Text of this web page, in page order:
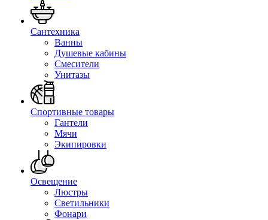
Сантехника
Ванны
Душевые кабины
Смесители
Унитазы
Спортивные товары
Гантели
Мячи
Экипировки
Освещение
Люстры
Светильники
Фонари